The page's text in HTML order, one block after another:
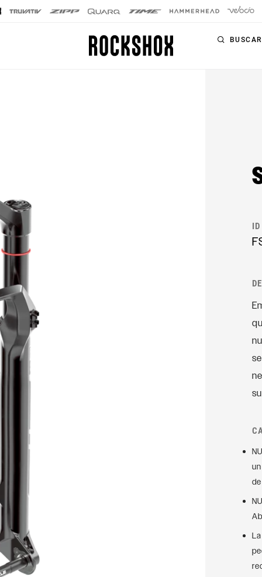
Controles
remotos
actualización
Accesorios
Ejes
BUSCAR